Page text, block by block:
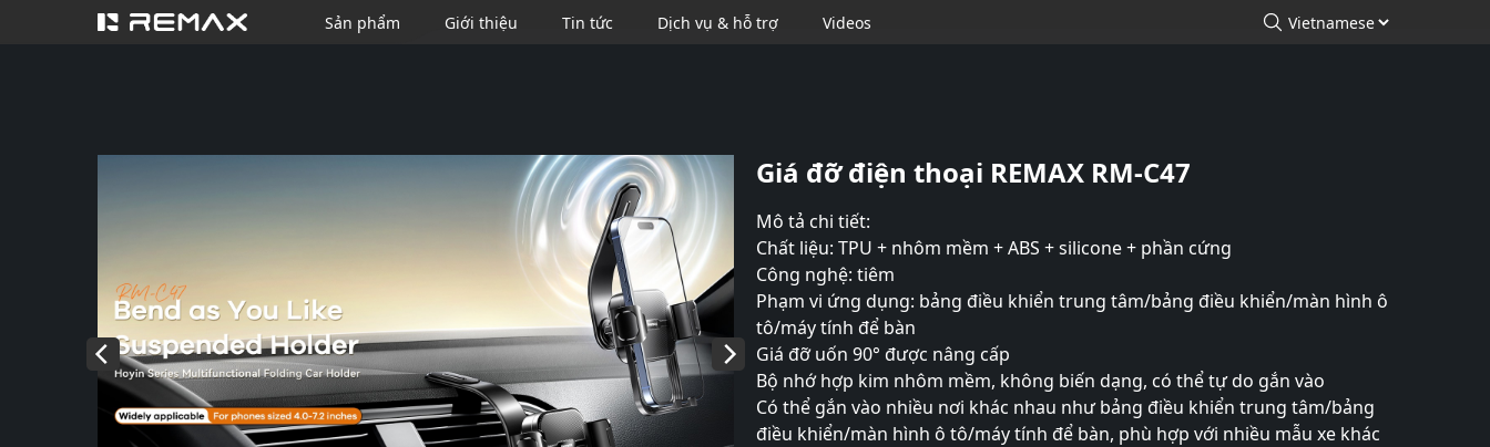
Sản phẩm Giới thiệu Tin tức Dịch vụ & hỗ trợ
Videos
Giá đỡ điện thoại REMAX RM-C47
Mô tả chi tiết:
Chất liệu: TPU + nhôm mềm + ABS + silicone + phần cứng
Công nghệ: tiêm
Phạm vi ứng dụng: bảng điều khiển trung tâm/bảng điều khiển/màn hình ô
tô/máy tính để bàn
Giá đỡ uốn 90° được nâng cấp
Bộ nhớ hợp kim nhôm mềm, không biến dạng, có thể tự do gắn vào
Có thể gắn vào nhiều nơi khác nhau như bảng điều khiển trung tâm/bảng
điều khiển/màn hình ô tô/máy tính để bàn, phù hợp với nhiều mẫu xe khác